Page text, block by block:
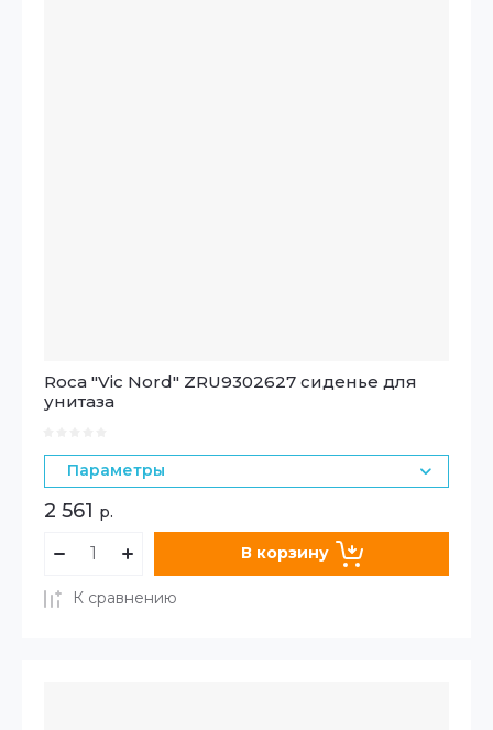
Roca "Vic Nord" ZRU9302627 сиденье для
унитаза
Параметры
2 561 р.
В корзину
К сравнению